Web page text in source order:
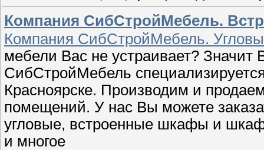
Компания СибСтройМебель.
Компания СибСтройМебель.
мебели Вас не устраивает?
СибСтройМебель
Красноярске. Производим и
помещений. У нас Вы можете
угловые, встроенные шкафы и
и многое